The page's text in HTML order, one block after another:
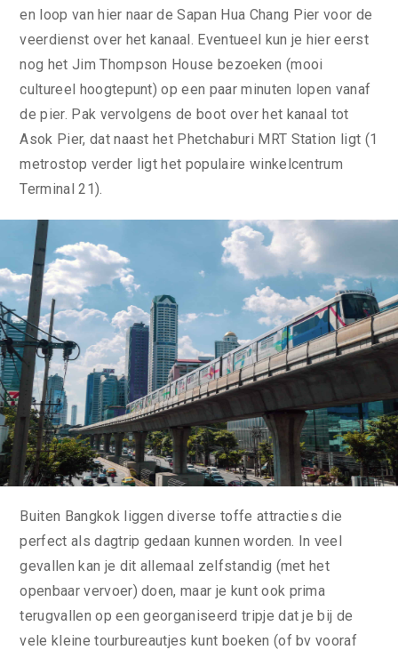
en loop van hier naar de Sapan Hua Chang Pier voor de
veerdienst over het kanaal. Eventueel kun je hier eerst
nog het Jim Thompson House bezoeken (mooi
cultureel hoogtepunt) op een paar minuten lopen vanaf
de pier. Pak vervolgens de boot over het kanaal tot
Asok Pier, dat naast het Phetchaburi MRT Station ligt (1
metrostop verder ligt het populaire winkelcentrum
Terminal 21).
Buiten Bangkok liggen diverse toffe attracties die
perfect als dagtrip gedaan kunnen worden. In veel
gevallen kan je dit allemaal zelfstandig (met het
openbaar vervoer) doen, maar je kunt ook prima
terugvallen op een georganiseerd tripje dat je bij de
vele kleine tourbureautjes kunt boeken (of bv vooraf